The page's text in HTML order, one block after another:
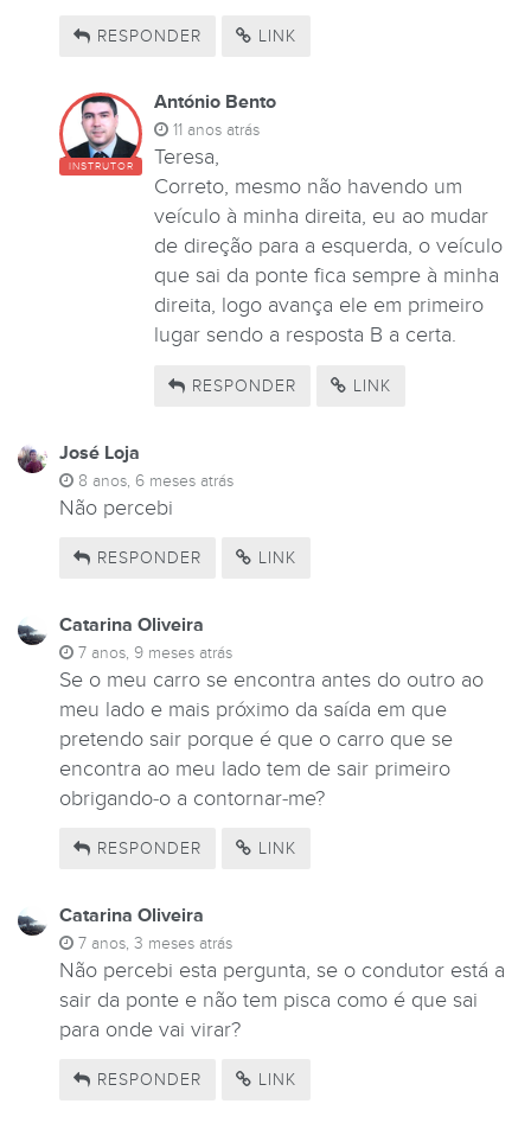
RESPONDER LINK
INSTRUTOR
António Bento
11 anos atrás
Teresa,
Correto, mesmo não havendo um
veículo à minha direita, eu ao mudar
de direção para a esquerda, o veículo
que sai da ponte fica sempre à minha
direita, logo avança ele em primeiro
lugar sendo a resposta B a certa.
RESPONDER LINK
José Loja
8 anos, 6 meses atrás
Não percebi
RESPONDER LINK
Catarina Oliveira
7 anos, 9 meses atrás
Se o meu carro se encontra antes do outro ao
meu lado e mais próximo da saída em que
pretendo sair porque é que o carro que se
encontra ao meu lado tem de sair primeiro
obrigando-o a contornar-me?
RESPONDER LINK
Catarina Oliveira
7 anos, 3 meses atrás
Não percebi esta pergunta, se o condutor está a
sair da ponte e não tem pisca como é que sai
para onde vai virar?
RESPONDER LINK